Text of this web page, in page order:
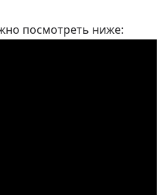
посмотреть ниже: